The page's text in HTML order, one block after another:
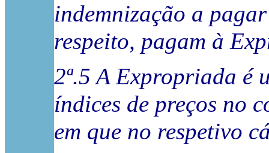
indemnização a
respeito, pagam à
2ª.5 A Expropriada é
índices de preços no
em que no respetivo